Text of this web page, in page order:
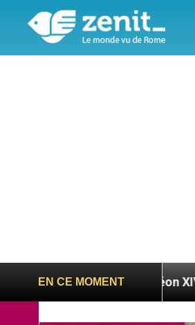
EN CE MOMENT
Léon XIV en France : le